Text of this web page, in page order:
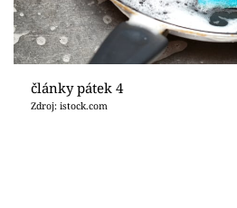
články pátek 4
Zdroj: istock.com